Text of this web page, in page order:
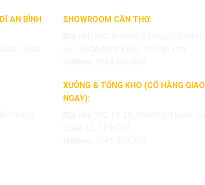
AN BÌNH
SHOWROOM CẦN THƠ:
XƯỞNG & TỔNG KHO (CÓ HÀNG GIAO
NGAY):